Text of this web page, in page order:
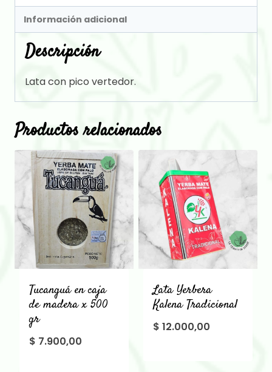
Información adicional
Descripción
Lata con pico vertedor.
Productos relacionados
Tucanguá en caja
de madera x 500
gr
$ 7.900,00
Lata Yerbera
Kalena Tradicional
$ 12.000,00